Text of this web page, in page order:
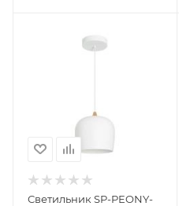
Светильник SP-PEONY-